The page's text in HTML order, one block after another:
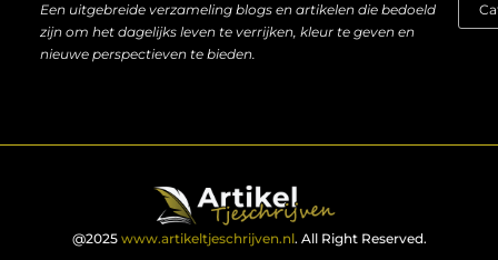
Een uitgebreide verzameling blogs en artikelen die bedoeld
zijn om het dagelijks leven te verrijken, kleur te geven en
nieuwe perspectieven te bieden.
@2025 www.artikeltjeschrijven.nl. All Right Reserved.